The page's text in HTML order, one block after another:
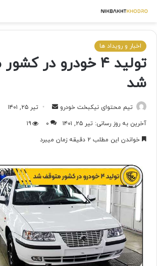
اخبار و رویداد ها
تولید ۴ خودرو در
شد
تیم محتوای نیکبخت خودرو
تیر ۲۵, ۱۴۰۱
آخرین به روز رسانی: تیر ۲۵, ۱۴۰۱
۰
۱۹
خواندن این مطلب ۲ دقیقه زمان میبرد